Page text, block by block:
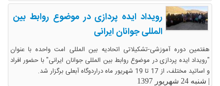
رویداد ایده پردازی در موضوع روابط بین
المللی جوانان ایرانی
هفتمین دوره آموزشی-تشکیلاتی اتحادیه بین المللی امت واحده با عنوان
"رویداد ایده پردازی در موضوع روابط بین المللی جوانان ایرانی" با حضور افراد
و اساتید مختلف، از 17 تا 19 شهریور ماه دراردوگاه آبعلی برگزار شد.
| شنبه 24 شهریور 1397